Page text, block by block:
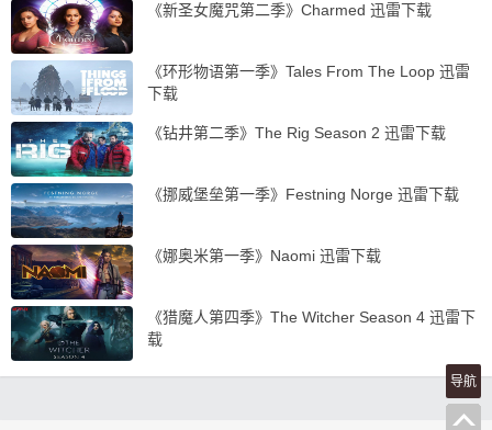
《新圣女魔咒第二季》Charmed 迅雷下载
《环形物语第一季》Tales From The Loop 迅雷
下载
《钻井第二季》The Rig Season 2 迅雷下载
《挪威堡垒第一季》Festning Norge 迅雷下载
《娜奥米第一季》Naomi 迅雷下载
《猎魔人第四季》The Witcher Season 4 迅雷下
载
导航